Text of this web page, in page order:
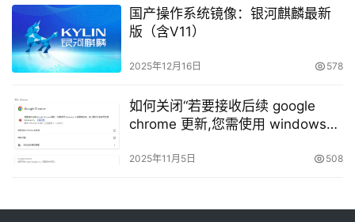
国产操作系统镜像：银河麒麟最新
版（含V11）
2025年12月16日 578
如何关闭“若要接收后续 google
chrome 更新,您需使用 windows
2025年11月5日 508